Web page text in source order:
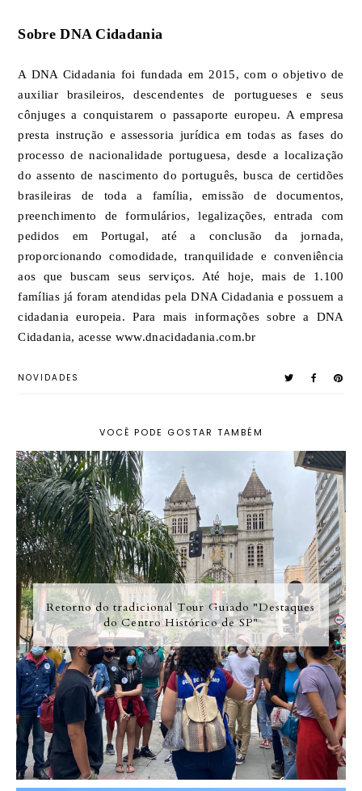
Sobre DNA Cidadania
A DNA Cidadania foi fundada em 2015, com o objetivo de
auxiliar brasileiros, descendentes de portugueses e seus
cônjuges a conquistarem o passaporte europeu. A empresa
presta instrução e assessoria jurídica em todas as fases do
processo de nacionalidade portuguesa, desde a localização
do assento de nascimento do português, busca de certidões
brasileiras de toda a família, emissão de documentos,
preenchimento de formulários, legalizações, entrada com
pedidos em Portugal, até a conclusão da jornada,
proporcionando comodidade, tranquilidade e conveniência
aos que buscam seus serviços. Até hoje, mais de 1.100
famílias já foram atendidas pela DNA Cidadania e possuem a
cidadania europeia. Para mais informações sobre a DNA
Cidadania, acesse www.dnacidadania.com.br
NOVIDADES
VOCÊ PODE GOSTAR TAMBÉM
Retorno do tradicional Tour Guiado "Destaques
do Centro Histórico de SP"